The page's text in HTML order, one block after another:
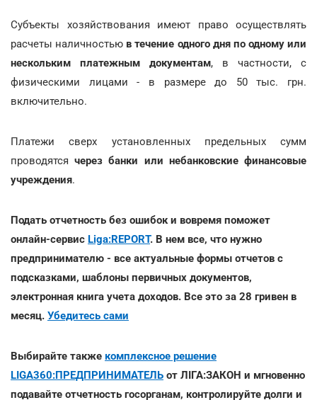
Субъекты хозяйствования имеют право осуществлять
расчеты наличностью в течение одного дня по одному или
нескольким платежным документам, в частности, с
физическими лицами - в размере до 50 тыс. грн.
включительно.
Платежи сверх установленных предельных сумм
проводятсячерез банки или небанковские финансовые
учреждения.
Подать отчетность без ошибок и вовремя поможет
онлайн-сервис Liga:REPORT. В нем все, что нужно
предпринимателю - все актуальные формы отчетов с
подсказками, шаблоны первичных документов,
электронная книга учета доходов. Все это за 28 гривен в
месяц. Убедитесь сами
Выбирайте также комплексное решение
LIGA360:ПРЕДПРИНИМАТЕЛЬ от ЛІГА:ЗАКОН и мгновенно
подавайте отчетность госорганам, контролируйте долги и